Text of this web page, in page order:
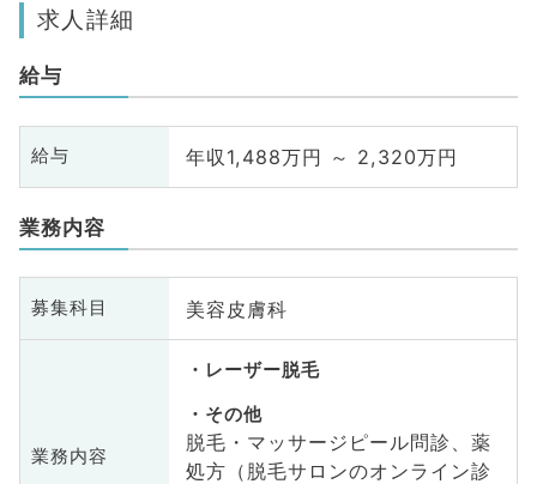
求人詳細
給与
給与 年収1,488万円 ～ 2,320万円
業務内容
募集科目 美容皮膚科
業務内容
レーザー脱毛
その他
脱毛・マッサージピール問診、薬
処方（脱毛サロンのオンライン診